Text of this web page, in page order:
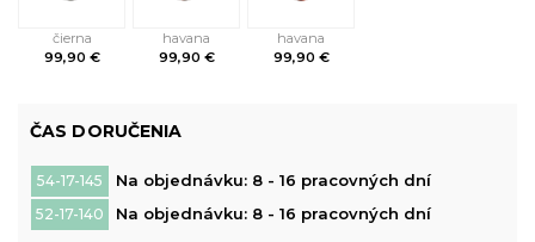
čierna
99,90 €
havana
99,90 €
havana
99,90 €
ČAS DORUČENIA
54-17-145 Na objednávku: 8 - 16 pracovných dní
52-17-140 Na objednávku: 8 - 16 pracovných dní